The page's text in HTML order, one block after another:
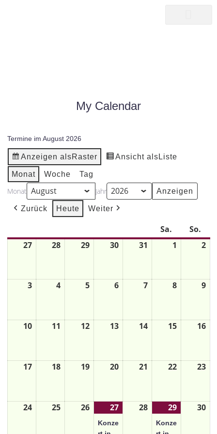
My Calendar
Termine im August 2026
Anzeigen alsRaster Ansicht als Liste
Monat Woche Tag
Monat Jahr
Zurück Heute Weiter
Sa.
So.
27
28 29 30 31 1 2
3 4 5 6 7 8 9
10 11 12 13 14 15 16
17 18 19 20 21 22 23
24 25 26 27
Konze
28 29
Konze
30